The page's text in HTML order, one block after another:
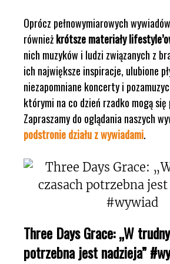
Oprócz pełnowymiarowych
równieżkrótsze materiały
nich muzyków i ludzi związanych z
ich największe inspiracje, ulubione
niezapomniane koncerty i
którymi na co dzień rzadko mogą się
Zapraszamy do oglądania naszych
podstronie działu z wywiadami.
Three Days Grace: „W
potrzebna jest nadzieja”